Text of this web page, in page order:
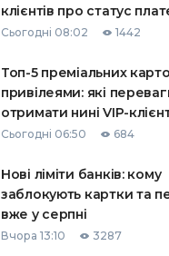
клієнтів про статус
Сьогодні 08:02 1442
Топ-5 преміальних
привілеями: які
отримати нині VIP-
Сьогодні 06:50 684
Нові ліміти банків: кому
заблокують картки та
вже у серпні
Вчора 13:10 3287